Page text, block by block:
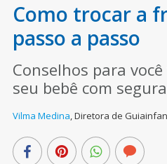
Como trocar a
passo a passo
Conselhos para
seu bebê com
Vilma Medina,Diretora de